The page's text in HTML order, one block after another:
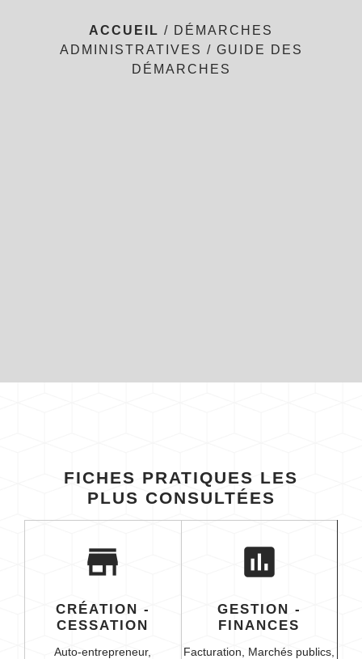
ACCUEIL / DÉMARCHES
ADMINISTRATIVES / GUIDE DES
DÉMARCHES
FICHES PRATIQUES LES
PLUS CONSULTÉES
store
CRÉATION -
CESSATION
Auto-entrepreneur,
assessment
GESTION -
FINANCES
Facturation, Marchés publics,